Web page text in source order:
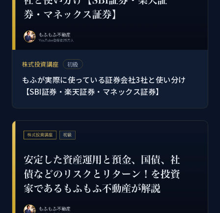
株式投資講座 初級
もふが実際に使っている証券会社3社と使い分け
【SBI証券・楽天証券・マネックス証券】